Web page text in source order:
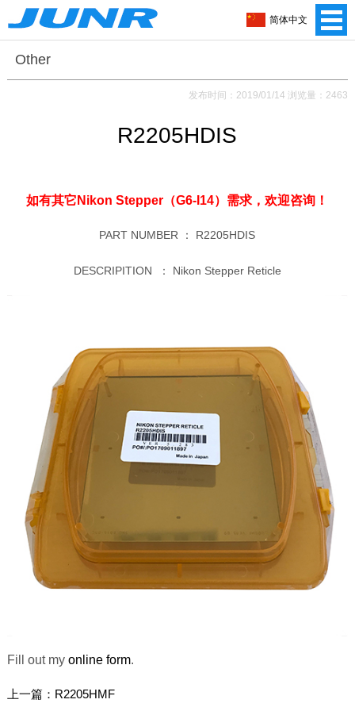
Other
发布时间：2019/01/14 浏览量：2463
R2205HDIS
如有其它Nikon Stepper（G6-I14）需求，欢迎咨询！
PART NUMBER ： R2205HDIS
DESCRIPITION ： Nikon Stepper Reticle
Fill out my online form.
上一篇： R2205HMF
简体中文